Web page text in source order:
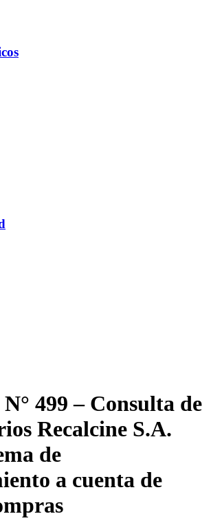
499 – Consulta de
Recalcine S.A.
de
a cuenta de